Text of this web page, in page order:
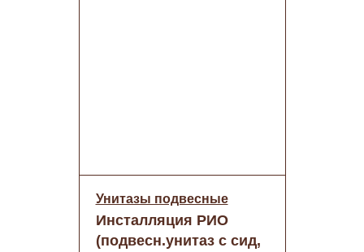
Унитазы подвесные
Инсталляция РИО
(подвесн.унитаз с сид,